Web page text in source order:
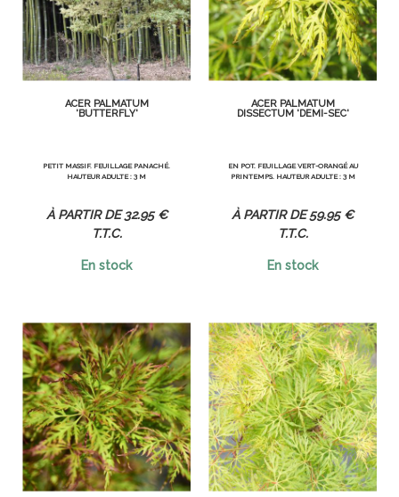
ACER PALMATUM
'BUTTERFLY'
PETIT MASSIF. FEUILLAGE PANACHÉ.
HAUTEUR ADULTE : 3 M
32.95 €
T.T.C.
En stock
ACER PALMATUM
DISSECTUM 'DEMI-SEC'
EN POT. FEUILLAGE VERT-ORANGÉ AU
PRINTEMPS. HAUTEUR ADULTE : 3 M
59.95 €
T.T.C.
En stock